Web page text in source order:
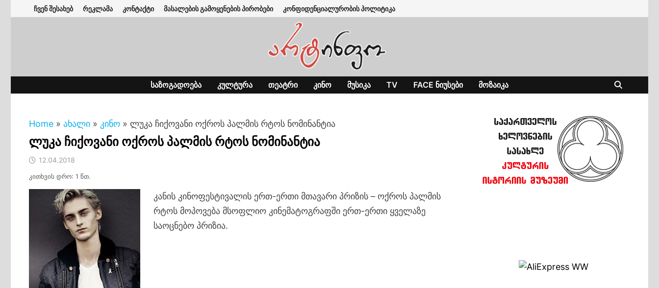
to
ჩვენ შესახებ რეკლამა კონტაქტი მასალების გამოყენების პირობები კონფიდენციალურობის პოლიტიკა
ᲡᲐᲖᲝᲒᲐᲓᲝᲔᲑᲐ ᲙᲣᲚᲢᲣᲠᲐ ᲗᲔᲐᲢᲠᲘ ᲙᲘᲜᲝ ᲛᲣᲡᲘᲙᲐ TV FACE ᲜᲘᲣᲡᲔᲑᲘ ᲛᲝᲖᲐᲘᲙᲐ
Home » ახალი » კინო » ლუკა ჩიქოვანი ოქროს პალმის რტოს ნომინანტია
ლუკა ჩიქოვანი ოქროს პალმის რტოს ნომინანტია
12.04.2018
კითხვის დრო: 1 წთ.
კანის კინოფესტივალის ერთ-ერთი მთავარი პრიზის – ოქროს პალმის
რტოს მოპოვება მსოფლიო კინემატოგრაფში ერთ-ერთი ყველაზე
საოცნებო პრიზია.